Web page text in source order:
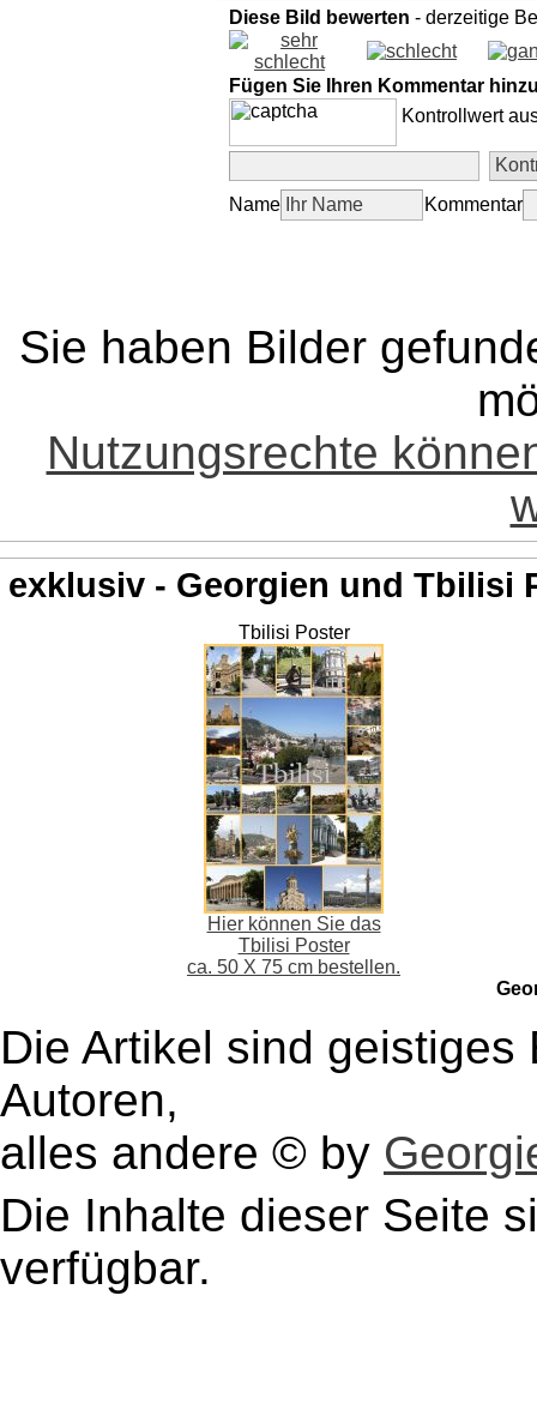
Diese Bild bewerten - derzeitige
Fügen Sie Ihren Kommentar
Kontrollwert
Name Kommentar
Sie haben Bilder
Nutzungsrechte
exklusiv - Georgien und Tbilisi
Tbilisi Poster
Hier können Sie das
Tbilisi Poster
ca. 50 X 75 cm bestellen.
Die Artikel sind
Autoren,
alles andere © by
Die Inhalte dieser Seite
verfügbar.